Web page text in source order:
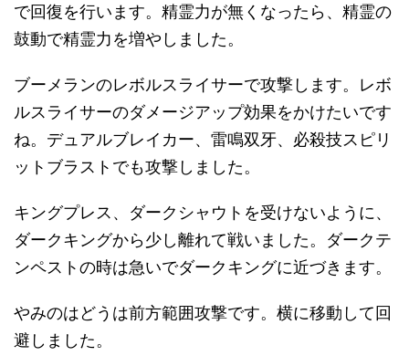
で回復を行います。精霊力が無くなったら、精霊の
鼓動で精霊力を増やしました。
ブーメランのレボルスライサーで攻撃します。レボ
ルスライサーのダメージアップ効果をかけたいです
ね。デュアルブレイカー、雷鳴双牙、必殺技スピリ
ットブラストでも攻撃しました。
キングプレス、ダークシャウトを受けないように、
ダークキングから少し離れて戦いました。ダークテ
ンペストの時は急いでダークキングに近づきます。
やみのはどうは前方範囲攻撃です。横に移動して回
避しました。